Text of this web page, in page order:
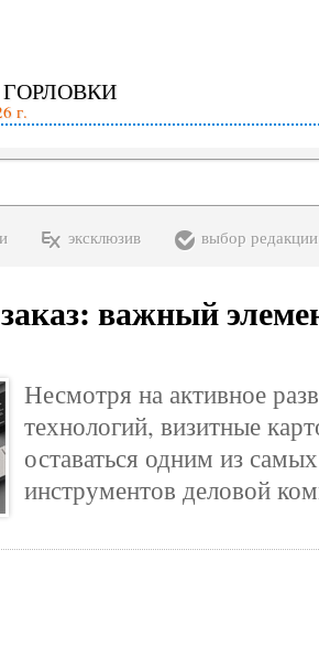
г.
эксклюзив выбор редакции
важный
Несмотря на активное
технологий, визитные
оставаться одним из
инструментов деловой